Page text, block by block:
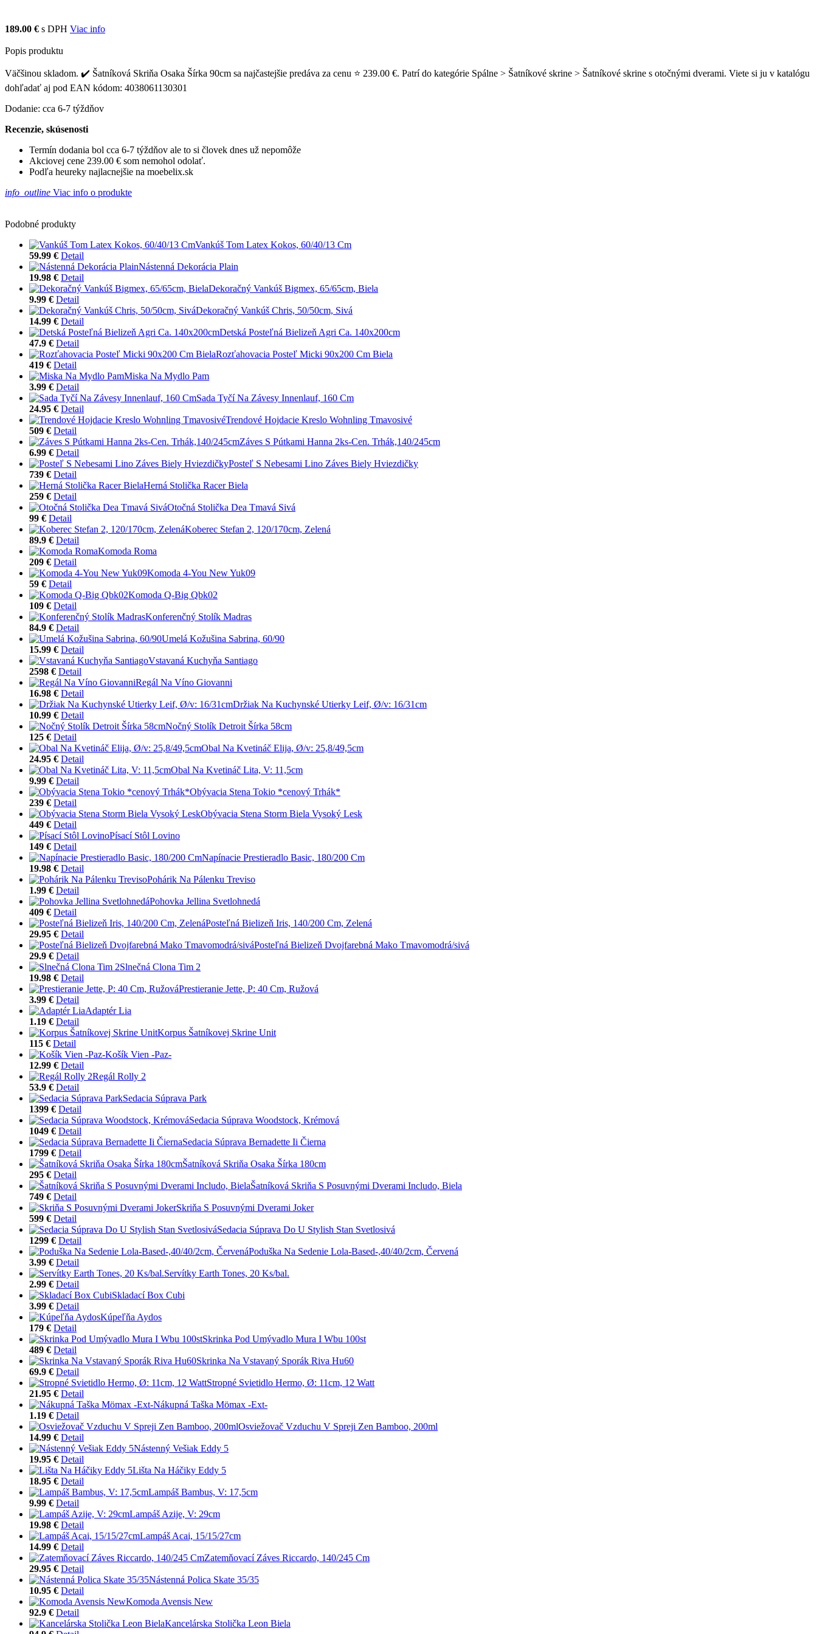
189.00 € s DPH Viac info
Popis produktu
Väčšinou skladom. ✔️ Šatníková Skriňa Osaka Šírka 90cm sa najčastejšie predáva za cenu ⭐ 239.00 €. Patrí do kategórie Spálne > Šatníkové skrine > Šatníkové skrine s otočnými dverami. Viete si ju v katalógu
dohľadať aj pod EAN kódom: 4038061130301
Dodanie: cca 6-7 týždňov
Recenzie, skúsenosti
Termín dodania bol cca 6-7 týždňov ale to si človek dnes už nepomôže
Akciovej cene 239.00 € som nemohol odolať.
Podľa heureky najlacnejšie na moebelix.sk
info_outline Viac info o produkte
Podobné produkty
Vankúš Tom Latex Kokos, 60/40/13 Cm
59.99 € Detail
Nástenná Dekorácia Plain
19.98 € Detail
Dekoračný Vankúš Bigmex, 65/65cm, Biela
9.99 € Detail
Dekoračný Vankúš Chris, 50/50cm, Sivá
14.99 € Detail
Detská Posteľná Bielizeň Agri Ca. 140x200cm
47.9 € Detail
Rozťahovacia Posteľ Micki 90x200 Cm Biela
419 € Detail
Miska Na Mydlo Pam
3.99 € Detail
Sada Tyčí Na Závesy Innenlauf, 160 Cm
24.95 € Detail
Trendové Hojdacie Kreslo Wohnling Tmavosivé
509 € Detail
Záves S Pútkami Hanna 2ks-Cen. Trhák,140/245cm
6.99 € Detail
Posteľ S Nebesami Lino Záves Biely Hviezdičky
739 € Detail
Herná Stolička Racer Biela
259 € Detail
Otočná Stolička Dea Tmavá Sivá
99 € Detail
Koberec Stefan 2, 120/170cm, Zelená
89.9 € Detail
Komoda Roma
209 € Detail
Komoda 4-You New Yuk09
59 € Detail
Komoda Q-Big Qbk02
109 € Detail
Konferenčný Stolík Madras
84.9 € Detail
Umelá Kožušina Sabrina, 60/90
15.99 € Detail
Vstavaná Kuchyňa Santiago
2598 € Detail
Regál Na Víno Giovanni
16.98 € Detail
Držiak Na Kuchynské Utierky Leif, Ø/v: 16/31cm
10.99 € Detail
Nočný Stolík Detroit Šírka 58cm
125 € Detail
Obal Na Kvetináč Elija, Ø/v: 25,8/49,5cm
24.95 € Detail
Obal Na Kvetináč Lita, V: 11,5cm
9.99 € Detail
Obývacia Stena Tokio *cenový Trhák*
239 € Detail
Obývacia Stena Storm Biela Vysoký Lesk
449 € Detail
Písací Stôl Lovino
149 € Detail
Napínacie Prestieradlo Basic, 180/200 Cm
19.98 € Detail
Pohárik Na Pálenku Treviso
1.99 € Detail
Pohovka Jellina Svetlohnedá
409 € Detail
Posteľná Bielizeň Iris, 140/200 Cm, Zelená
29.95 € Detail
Posteľná Bielizeň Dvojfarebná Mako Tmavomodrá/sivá
29.9 € Detail
Slnečná Clona Tim 2
19.98 € Detail
Prestieranie Jette, P: 40 Cm, Ružová
3.99 € Detail
Adaptér Lia
1.19 € Detail
Korpus Šatníkovej Skrine Unit
115 € Detail
Košík Vien -Paz-
12.99 € Detail
Regál Rolly 2
53.9 € Detail
Sedacia Súprava Park
1399 € Detail
Sedacia Súprava Woodstock, Krémová
1049 € Detail
Sedacia Súprava Bernadette Ii Čierna
1799 € Detail
Šatníková Skriňa Osaka Šírka 180cm
295 € Detail
Šatníková Skriňa S Posuvnými Dverami Includo, Biela
749 € Detail
Skriňa S Posuvnými Dverami Joker
599 € Detail
Sedacia Súprava Do U Stylish Stan Svetlosivá
1299 € Detail
Poduška Na Sedenie Lola-Based-,40/40/2cm, Červená
3.99 € Detail
Servítky Earth Tones, 20 Ks/bal.
2.99 € Detail
Skladací Box Cubi
3.99 € Detail
Kúpeľňa Aydos
179 € Detail
Skrinka Pod Umývadlo Mura I Wbu 100st
489 € Detail
Skrinka Na Vstavaný Sporák Riva Hu60
69.9 € Detail
Stropné Svietidlo Hermo, Ø: 11cm, 12 Watt
21.95 € Detail
Nákupná Taška Mömax -Ext-
1.19 € Detail
Osviežovač Vzduchu V Spreji Zen Bamboo, 200ml
14.99 € Detail
Nástenný Vešiak Eddy 5
19.95 € Detail
Lišta Na Háčiky Eddy 5
18.95 € Detail
Lampáš Bambus, V: 17,5cm
9.99 € Detail
Lampáš Azije, V: 29cm
19.98 € Detail
Lampáš Acai, 15/15/27cm
14.99 € Detail
Zatemňovací Záves Riccardo, 140/245 Cm
29.95 € Detail
Nástenná Polica Skate 35/35
10.95 € Detail
Komoda Avensis New
92.9 € Detail
Kancelárska Stolička Leon Biela